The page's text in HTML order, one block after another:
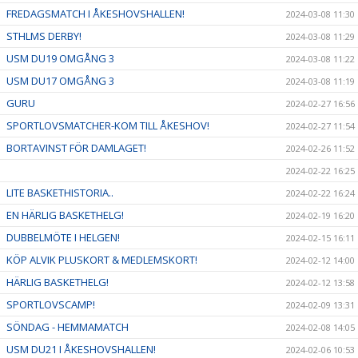
FREDAGSMATCH I ÅKESHOVSHALLEN! 2024-03-08 11:30
STHLMS DERBY! 2024-03-08 11:29
USM DU19 OMGÅNG 3 2024-03-08 11:22
USM DU17 OMGÅNG 3 2024-03-08 11:19
GURU 2024-02-27 16:56
SPORTLOVSMATCHER-KOM TILL ÅKESHOV! 2024-02-27 11:54
BORTAVINST FÖR DAMLAGET!
2024-02-26 11:52
2024-02-22 16:25
LITE BASKETHISTORIA.. 2024-02-22 16:24
EN HÄRLIG BASKETHELG! 2024-02-19 16:20
DUBBELMÖTE I HELGEN! 2024-02-15 16:11
KÖP ALVIK PLUSKORT & MEDLEMSKORT! 2024-02-12 14:00
HÄRLIG BASKETHELG! 2024-02-12 13:58
SPORTLOVSCAMP! 2024-02-09 13:31
SÖNDAG - HEMMAMATCH 2024-02-08 14:05
USM DU21 I ÅKESHOVSHALLEN! 2024-02-06 10:53